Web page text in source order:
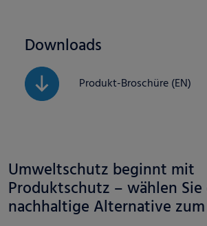
Downloads
Produkt-Broschüre (EN)
Umweltschutz beginnt mit
Produktschutz – wählen Sie
nachhaltige Alternative zum